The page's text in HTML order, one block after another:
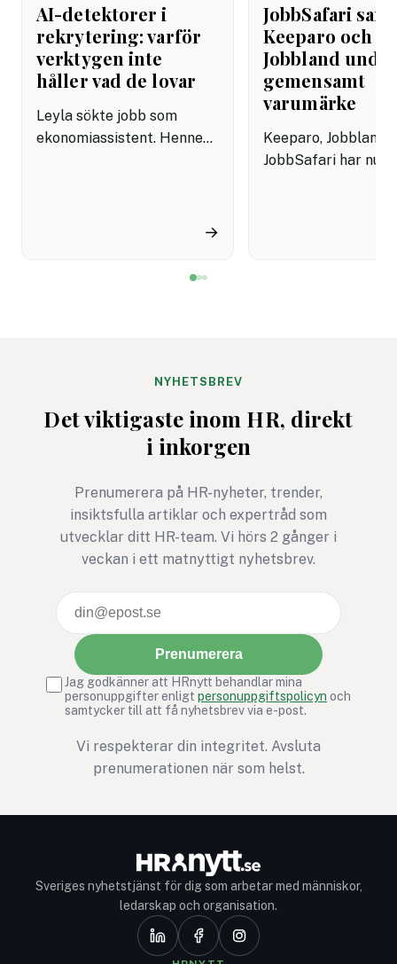
AI-detektorer i
rekrytering: varför
verktygen inte
håller vad de lovar
Leyla sökte jobb som
ekonomiassistent. Hennes
→
JobbSafari
Keeparo och
Jobbland
gemensamt
varumärke
Keeparo, Jobbland
JobbSafari har nu
NYHETSBREV
Det viktigaste inom HR, direkt
i inkorgen
Prenumerera på HR-nyheter, trender,
insiktsfulla artiklar och expertråd som
utvecklar ditt HR-team. Vi hörs 2 gånger i
veckan i ett matnyttigt nyhetsbrev.
Prenumerera
Jag godkänner att HRnytt behandlar mina
personuppgifter enligt personuppgiftspolicyn och
samtycker till att få nyhetsbrev via e-post.
Vi respekterar din integritet. Avsluta
prenumerationen när som helst.
Sveriges nyhetstjänst för dig som arbetar med människor,
ledarskap och organisation.